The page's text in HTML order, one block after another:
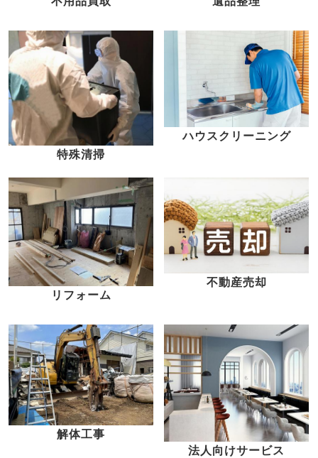
特殊清掃
ハウスクリーニング
リフォーム
不動産売却
解体工事
法人向けサービス